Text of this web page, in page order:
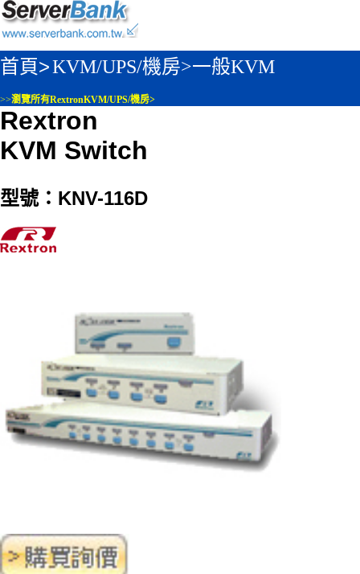
首頁>KVM/UPS/機房>一般KVM
>>瀏覽所有RextronKVM/UPS/機房>
Rextron
KVM Switch
型號：KNV-116D